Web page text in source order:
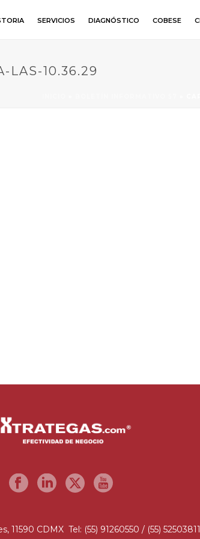
SERVICIOS DIAGNÓSTICO COBESE
LAS-10.36.29
11590 CDMX Tel: (55) 91260550 / (55) 52503811